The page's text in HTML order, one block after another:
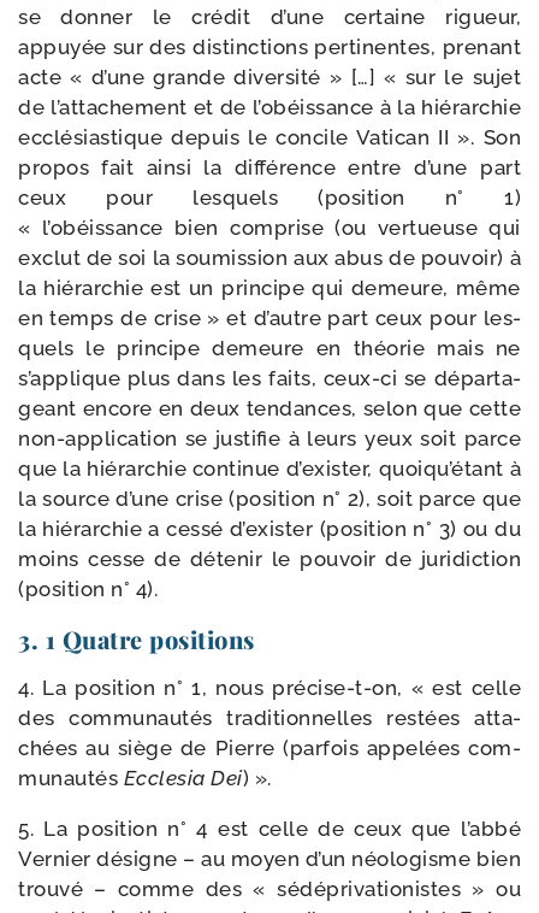
se don­ner le cré­dit d’une cer­taine rigueur,
appuyée sur des dis­tinc­tions per­ti­nentes, pre­nant
acte « d’une grande diver­si­té » […] « sur le sujet
de l’attachement et de l’obéissance à la hié­rar­chie
ecclé­sias­tique depuis le concile Vatican II ». Son
pro­pos fait ain­si la dif­fé­rence entre d’une part
ceux pour les­quels (posi­tion n° 1)
« l’obéissance bien com­prise (ou ver­tueuse qui
exclut de soi la sou­mis­sion aux abus de pou­voir) à
la hié­rar­chie est un prin­cipe qui demeure, même
en temps de crise » et d’autre part ceux pour les­
quels le prin­cipe demeure en théo­rie mais ne
s’applique plus dans les faits, ceux-​ci se dépar­ta­
geant encore en deux ten­dances, selon que cette
non-​application se jus­ti­fie à leurs yeux soit parce
que la hié­rar­chie conti­nue d’exister, quoiqu’étant à
la source d’une crise (posi­tion n° 2), soit parce que
la hié­rar­chie a ces­sé d’exister (posi­tion n° 3) ou du
moins cesse de déte­nir le pou­voir de juri­dic­tion
(posi­tion n° 4).
3. 1 Quatre positions
4. La posi­tion n° 1, nous précise-​t-​on, « est celle
des com­mu­nau­tés tra­di­tion­nelles res­tées atta­
chées au siège de Pierre (par­fois appe­lées com­
mu­nau­tés Ecclesia Dei) ».
5. La posi­tion n° 4 est celle de ceux que l’abbé
Vernier désigne – au moyen d’un néo­lo­gisme bien
trou­vé – comme des « sédé­pri­va­tio­nistes » ou